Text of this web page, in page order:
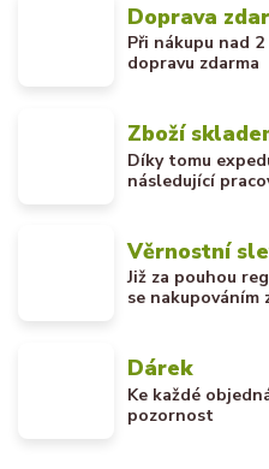
Doprava
Při nákupu nad
dopravu zdarma
Zboží
Díky tomu
následující
Věrnostní
Již za pouhou
se nakupováním
Dárek
Ke každé
pozornost